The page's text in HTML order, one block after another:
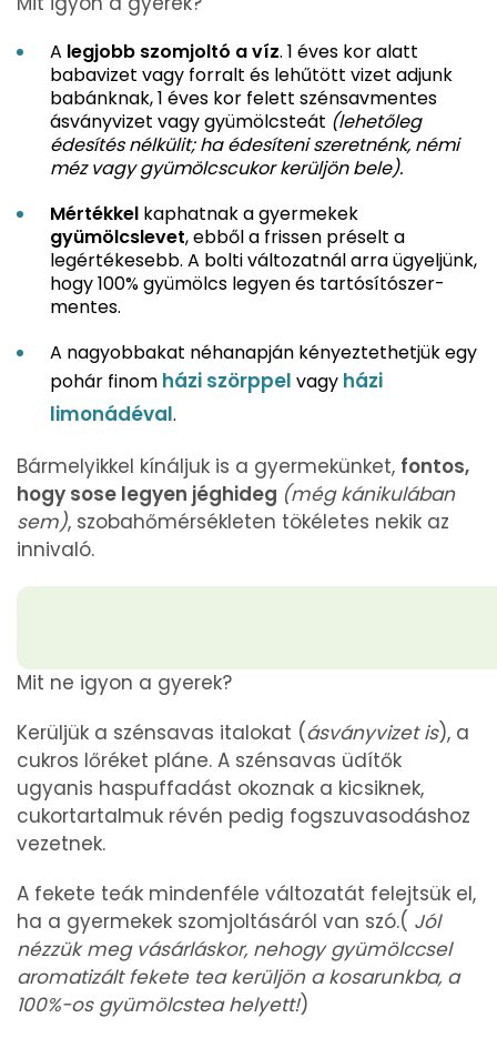
A legjobb szomjoltó a víz. 1 éves kor alatt
babavizet vagy forralt és lehűtött vizet adjunk
babánknak, 1 éves kor felett szénsavmentes
ásványvizet vagy gyümölcsteát (lehetőleg
édesítés nélkülit; ha édesíteni szeretnénk, némi
méz vagy gyümölcscukor kerüljön bele).
Mértékkel kaphatnak a gyermekek
gyümölcslevet, ebből a frissen préselt a
legértékesebb. A bolti változatnál arra ügyeljünk,
hogy 100% gyümölcs legyen és tartósítószer-
mentes.
A nagyobbakat néhanapján kényeztethetjük egy
pohár finom házi szörppel vagy házi
limonádéval.
Bármelyikkel kínáljuk is a gyermekünket, fontos,
hogy sose legyen jéghideg (még kánikulában
sem), szobahőmérsékleten tökéletes nekik az
innivaló.
Mit ne igyon a gyerek?
Kerüljük a szénsavas italokat (ásványvizet is), a
cukros lőréket pláne. A szénsavas üdítők
ugyanis haspuffadást okoznak a kicsiknek,
cukortartalmuk révén pedig fogszuvasodáshoz
vezetnek.
A fekete teák mindenféle változatát felejtsük el,
ha a gyermekek szomjoltásáról van szó.( Jól
nézzük meg vásárláskor, nehogy gyümölccsel
aromatizált fekete tea kerüljön a kosarunkba, a
100%-os gyümölcstea helyett!)